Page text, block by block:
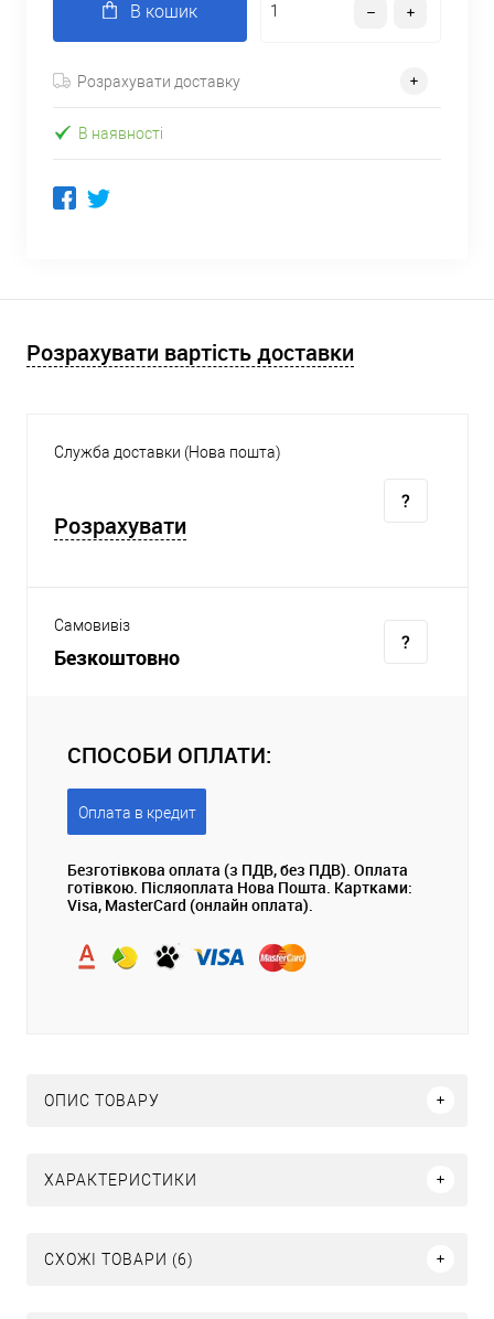
В кошик
Розрахувати доставку
В наявності
Розрахувати вартість доставки
Служба доставки (Нова пошта)
Розрахувати
Самовивіз
Безкоштовно
СПОСОБИ ОПЛАТИ:
Оплата в кредит
Безготівкова оплата (з ПДВ, без ПДВ). Оплата
готівкою. Післяоплата Нова Пошта. Картками:
Visa, MasterCard (онлайн оплата).
ОПИС ТОВАРУ
ХАРАКТЕРИСТИКИ
СХОЖІ ТОВАРИ (6)